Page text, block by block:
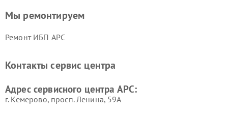
Мы ремонтируем
Ремонт ИБП APC
Контакты сервис центра
Адрес сервисного центра APC:
г. Кемерово, просп. Ленина, 59А